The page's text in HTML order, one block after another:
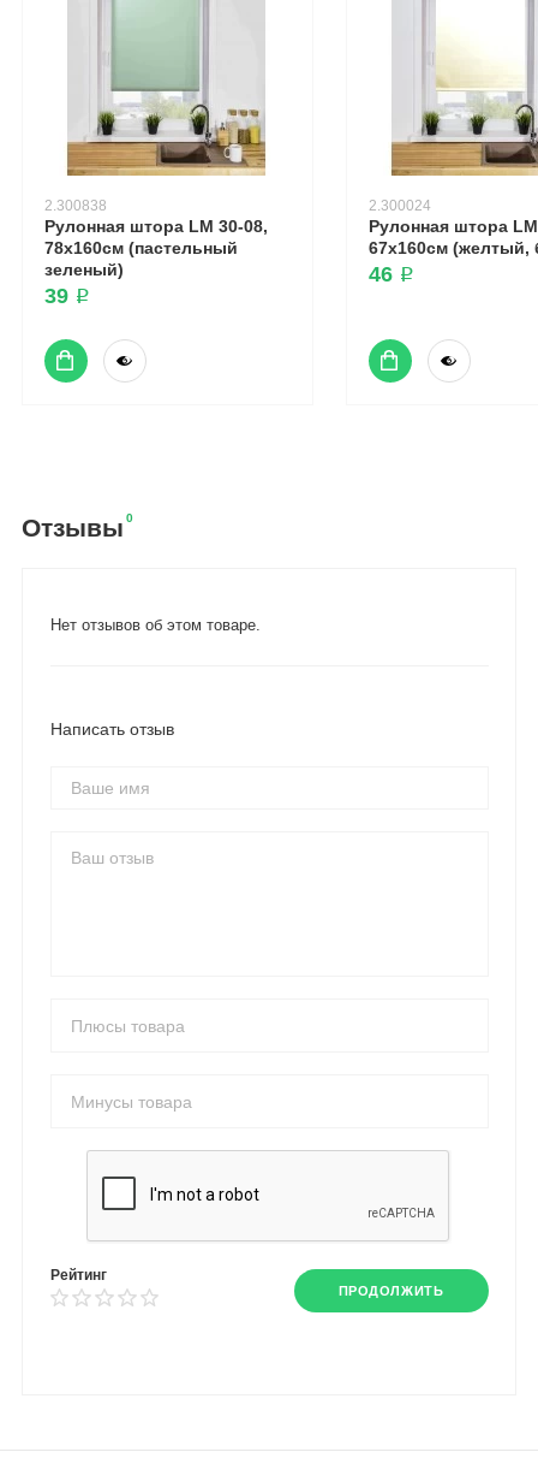
2.300838
Рулонная штора LM 30-08,
78х160см (пастельный
зеленый)
39 ₽
2.300024
Рулонная штора
67х160см (желтый,
46 ₽
Отзывы 0
Нет отзывов об этом товаре.
Написать отзыв
Рейтинг
ПРОДОЛЖИТЬ